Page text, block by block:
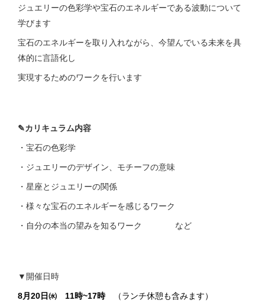
ジュエリーの色彩学や宝石のエネルギーである波動について
学びます
宝石のエネルギーを取り入れながら、今望んでいる未来を具
体的に言語化し
実現するためのワークを行います
✎カリキュラム内容
・宝石の色彩学
・ジュエリーのデザイン、モチーフの意味
・星座とジュエリーの関係
・様々な宝石のエネルギーを感じるワーク
・自分の本当の望みを知るワーク など
▼開催日時
8月20日㈬ 11時~17時（ランチ休憩も含みます）